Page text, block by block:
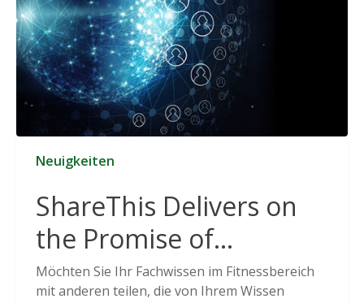
Neuigkeiten
ShareThis Delivers on
the Promise of
Cookieless Data
Möchten Sie Ihr Fachwissen im Fitnessbereich
mit anderen teilen, die von Ihrem Wissen